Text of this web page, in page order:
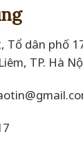
Tổ dân phố
TP. Hà